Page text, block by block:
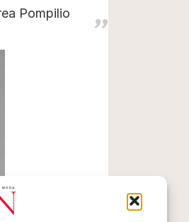
Pompilio